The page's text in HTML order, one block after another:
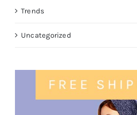
Trends
Uncategorized